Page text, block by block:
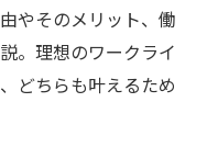
やそのメリット、働
。理想のワークライ
どちらも叶えるため